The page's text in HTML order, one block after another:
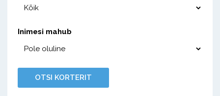
Inimesi mahub